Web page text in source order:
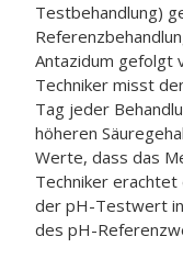
Testbehandlung)
Antazidum gefolgt
Techniker misst
Tag jeder
höheren
Werte, dass das
Techniker erachtet
der pH-Testwert
des pH-